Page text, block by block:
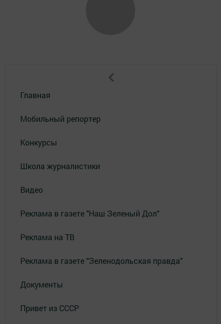
Главная
Мобильный репортер
Конкурсы
Школа журналистики
Видео
Реклама в газете "Наш Зеленый Дол"
Реклама на ТВ
Реклама в газете "Зеленодольская правда"
Документы
Привет из СССР